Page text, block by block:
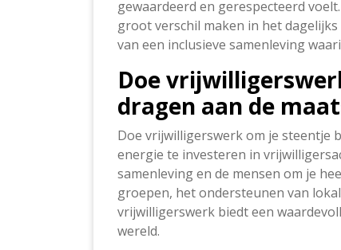
gewaardeerd en gerespecteerd
groot verschil maken in het
van een inclusieve samenleving
Doe
dragen aan de
Doe vrijwilligerswerk om je steentje
energie te investeren in
samenleving en de mensen om je
groepen, het ondersteunen van
vrijwilligerswerk biedt een
wereld.